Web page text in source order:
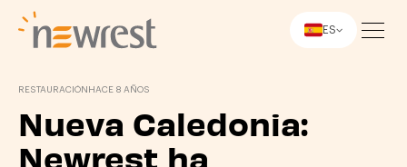
ES
RESTAURACIÓN HACE 8 AÑOS
Nueva Caledonia:
Newrest ha